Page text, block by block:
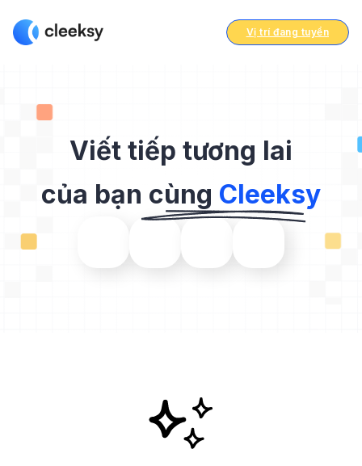
Vị trí đang tuyển
Viết tiếp tương lai
của bạn cùng Cleeksy